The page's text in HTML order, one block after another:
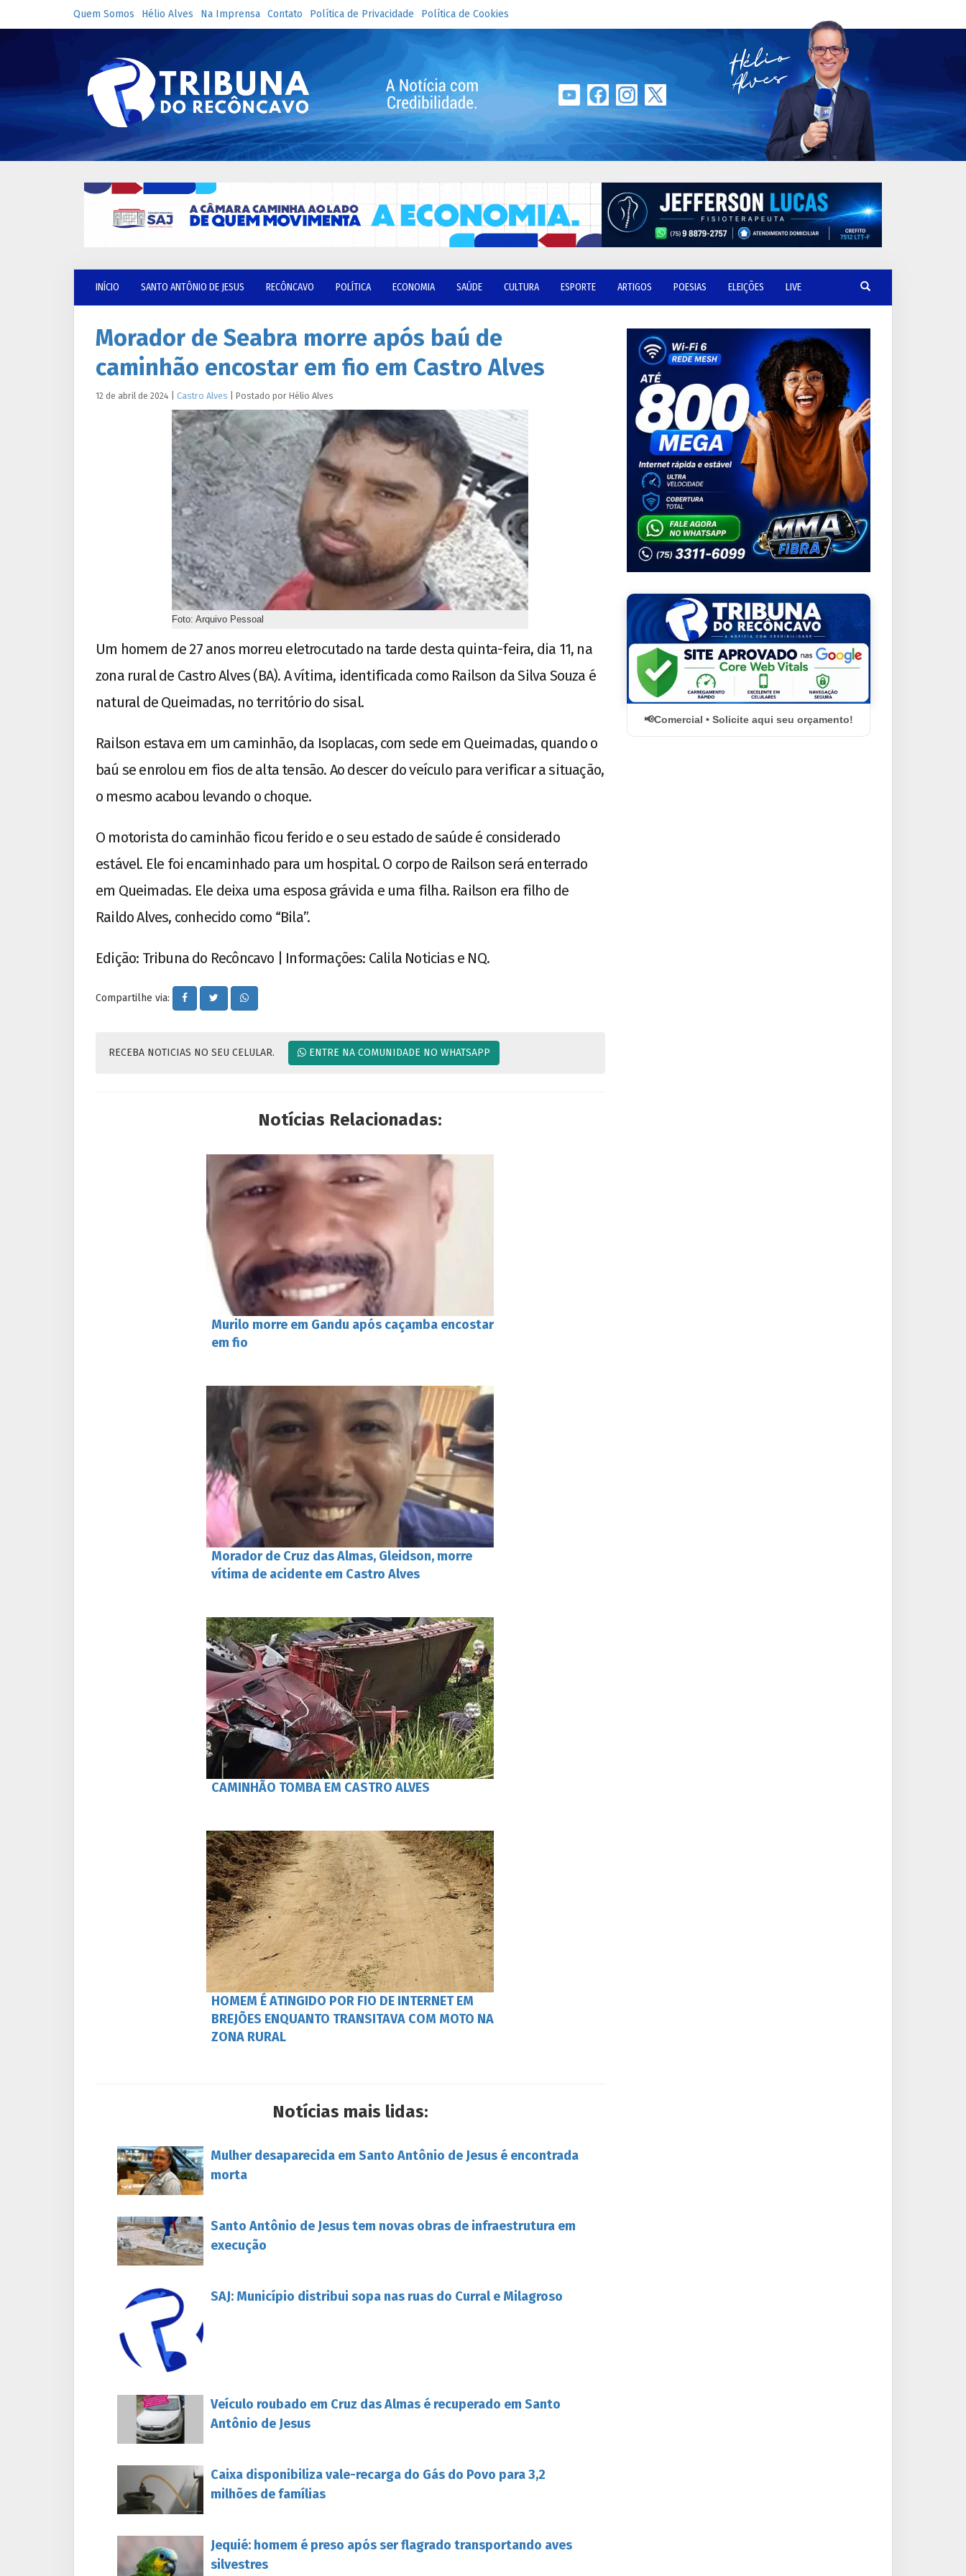
Quem Somos Hélio Alves Na Imprensa Contato Política de Privacidade Política de Cookies
INÍCIO SANTO ANTÔNIO DE JESUS RECÔNCAVO POLÍTICA ECONOMIA SAÚDE CULTURA ESPORTE ARTIGOS POESIAS ELEIÇÕES LIVE
Morador de Seabra morre após baú de
caminhão encostar em fio em Castro Alves
12 de abril de 2024 Castro Alves Postado por Hélio Alves
Foto: Arquivo Pessoal
Um homem de 27 anos morreu eletrocutado na tarde desta quinta-feira, dia 11, na
zona rural de Castro Alves (BA). A vítima, identificada como Railson da Silva Souza é
natural de Queimadas, no território do sisal.
Railson estava em um caminhão, da Isoplacas, com sede em Queimadas, quando o
baú se enrolou em fios de alta tensão. Ao descer do veículo para verificar a situação,
o mesmo acabou levando o choque.
O motorista do caminhão ficou ferido e o seu estado de saúde é considerado
estável. Ele foi encaminhado para um hospital. O corpo de Railson será enterrado
em Queimadas. Ele deixa uma esposa grávida e uma filha. Railson era filho de
Raildo Alves, conhecido como “Bila”.
Edição: Tribuna do Recôncavo | Informações: Calila Noticias e NQ.
Compartilhe via:
RECEBA NOTICIAS NO SEU CELULAR. ENTRE NA COMUNIDADE NO WHATSAPP
Notícias Relacionadas:
Murilo morre em Gandu após caçamba encostar
em fio
Morador de Cruz das Almas, Gleidson, morre
vítima de acidente em Castro Alves
CAMINHÃO TOMBA EM CASTRO ALVES
HOMEM É ATINGIDO POR FIO DE INTERNET EM
BREJÕES ENQUANTO TRANSITAVA COM MOTO NA
ZONA RURAL
Notícias mais lidas:
Mulher desaparecida em Santo Antônio de Jesus é encontrada
morta
Santo Antônio de Jesus tem novas obras de infraestrutura em
execução
SAJ: Município distribui sopa nas ruas do Curral e Milagroso
Veículo roubado em Cruz das Almas é recuperado em Santo
Antônio de Jesus
Caixa disponibiliza vale-recarga do Gás do Povo para 3,2
milhões de famílias
Jequié: homem é preso após ser flagrado transportando aves
silvestres
Comercial • Solicite aqui seu orçamento!